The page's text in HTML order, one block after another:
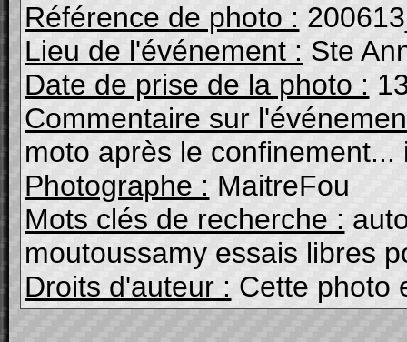
Référence de photo :
Lieu de l'événement : Ste
Date de prise de la photo :
Commentaire sur
moto après le confinement...
Photographe : MaitreFou
Mots clés de recherche :
moutoussamy essais libres
Droits d'auteur : Cette photo